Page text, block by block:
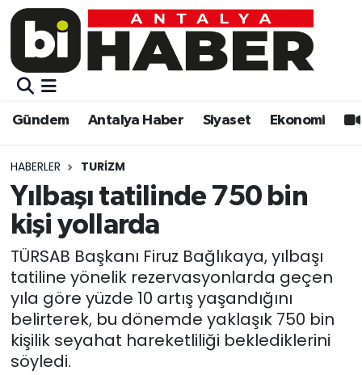
Gündem Antalya Haber Siyaset Ekonomi
HABERLER TURIZM
Yılbaşı tatilinde 750 bin
kişi yollarda
TÜRSAB Başkanı Firuz Bağlıkaya, yılbaşı
tatiline yönelik rezervasyonlarda geçen
yıla göre yüzde 10 artış yaşandığını
belirterek, bu dönemde yaklaşık 750 bin
kişilik seyahat hareketliliği beklediklerini
söyledi.
Gündem
Siyaset
Ekonomi
Video
Eğitim
Kültür-sanat
Sağlık
Gündem
Siyaset
Eğitim
Ekonomi
Kültür-sanat
Sağlık
Spor
Muratpaşa Nöbetçi Eczaneler
Muratpaşa Trafik Yoğunluk Haritası
Süper Lig Puan Durumu ve Fikstür
Tüm Manşetler
Son Dakika Haberleri
Haber Arşivi